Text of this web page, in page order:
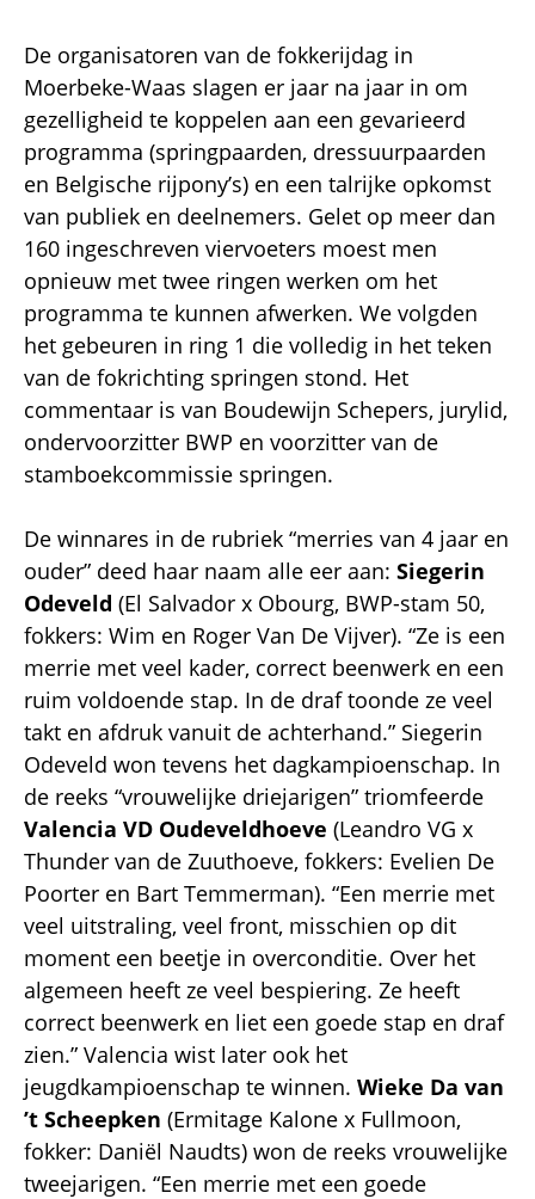
De organisatoren van de fokkerijdag in
Moerbeke-Waas slagen er jaar na jaar in om
gezelligheid te koppelen aan een gevarieerd
programma (springpaarden, dressuurpaarden
en Belgische rijpony’s) en een talrijke opkomst
van publiek en deelnemers. Gelet op meer dan
160 ingeschreven viervoeters moest men
opnieuw met twee ringen werken om het
programma te kunnen afwerken. We volgden
het gebeuren in ring 1 die volledig in het teken
van de fokrichting springen stond. Het
commentaar is van Boudewijn Schepers, jurylid,
ondervoorzitter BWP en voorzitter van de
stamboekcommissie springen.
De winnares in de rubriek “merries van 4 jaar en
ouder” deed haar naam alle eer aan: Siegerin
Odeveld (El Salvador x Obourg, BWP-stam 50,
fokkers: Wim en Roger Van De Vijver). “Ze is een
merrie met veel kader, correct beenwerk en een
ruim voldoende stap. In de draf toonde ze veel
takt en afdruk vanuit de achterhand.” Siegerin
Odeveld won tevens het dagkampioenschap. In
de reeks “vrouwelijke driejarigen” triomfeerde
Valencia VD Oudeveldhoeve (Leandro VG x
Thunder van de Zuuthoeve, fokkers: Evelien De
Poorter en Bart Temmerman). “Een merrie met
veel uitstraling, veel front, misschien op dit
moment een beetje in overconditie. Over het
algemeen heeft ze veel bespiering. Ze heeft
correct beenwerk en liet een goede stap en draf
zien.” Valencia wist later ook het
jeugdkampioenschap te winnen. Wieke Da van
’t Scheepken (Ermitage Kalone x Fullmoon,
fokker: Daniël Naudts) won de reeks vrouwelijke
tweejarigen. “Een merrie met een goede